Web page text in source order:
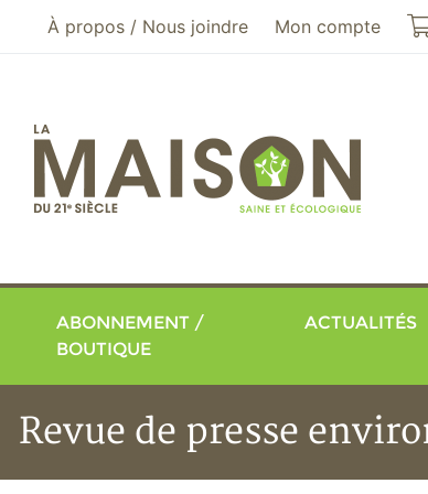
Aller au menu principal
Aller au contenu principal
À propos / Nous joindre Mon compte
ABONNEMENT /
BOUTIQUE
ACTUALITÉS
Revue de presse